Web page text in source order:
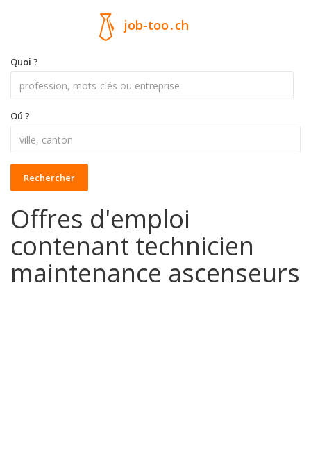
job-too.ch
Quoi ?
Oú ?
Rechercher
Offres d'emploi
contenant technicien
maintenance ascenseurs